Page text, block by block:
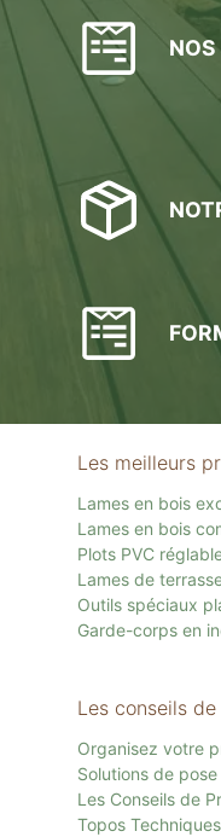
NOS
Les meilleurs
Lames en bois
Lames en bois
Plots PVC
Lames de
Outils spéciaux
Garde-corps en
Les conseils
Organisez votre
Solutions de
Les Conseils de
Topos